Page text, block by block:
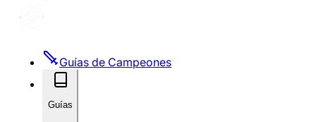
Guías de Campeones
Guías